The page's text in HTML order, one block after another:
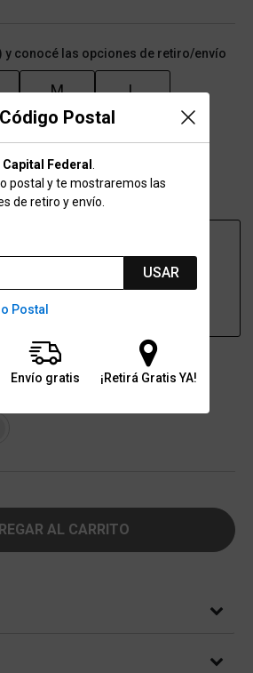
Postal
Capital Federal
postal y te mostraremos las
de retiro y envío.
USAR
Postal
Envío gratis ¡Retirá Gratis YA!
y conocé las opciones de retiro/envío
M L
Tabla de talles
(a domicilio)
sucursales
AL CARRITO